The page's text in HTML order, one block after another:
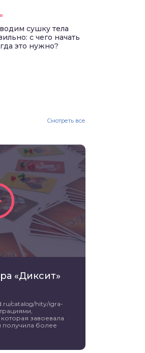
сушку тела
с чего начать
это нужно?
Смотреть все
«Диксит»
catalog/hity/igra-
завоевала
получила более